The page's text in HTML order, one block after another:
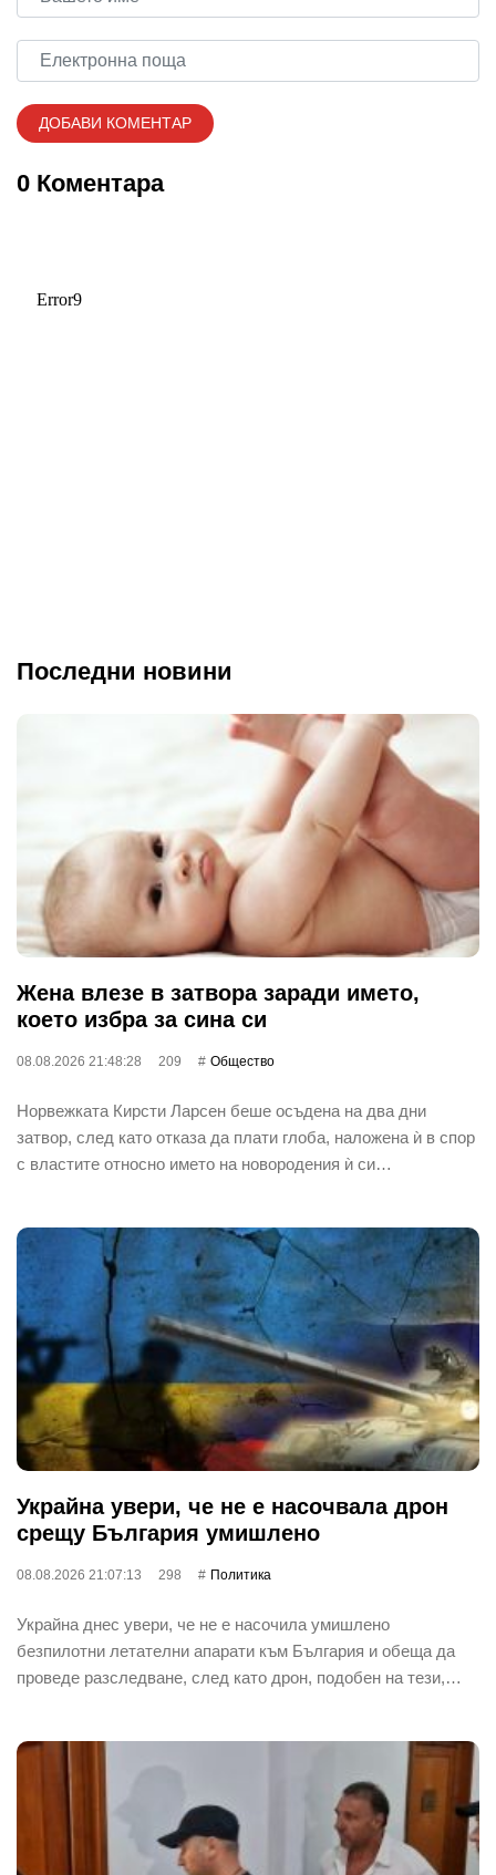
0 Коментара
Последни новини
Жена влезе в затвора заради името,
което избра за сина си
08.08.2026 21:48:28 209 Общество
Норвежката Кирсти Ларсен беше осъдена на два дни
затвор, след като отказа да плати глоба, наложена ѝ в спор
с властите относно името на новородения ѝ си…
Украйна увери, че не е насочвала дрон
срещу България умишлено
08.08.2026 21:07:13 298 Политика
Украйна днес увери, че не е насочила умишлено
безпилотни летателни апарати към България и обеща да
проведе разследване, след като дрон, подобен на тези,…